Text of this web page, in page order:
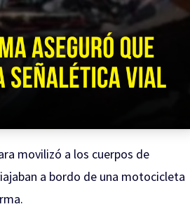
movilizó a los cuerpos de
a bordo de una motocicleta